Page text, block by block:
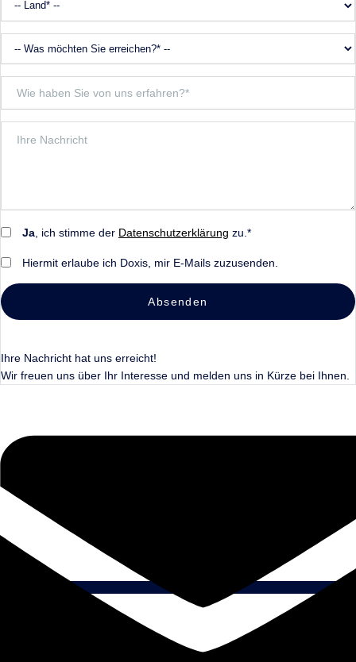
Ja , ich stimme der Datenschutzerklärung zu.*
Hiermit erlaube ich Doxis, mir E-Mails zuzusenden.
Absenden
Ihre Nachricht hat uns erreicht!
Wir freuen uns über Ihr Interesse und melden uns in Kürze bei Ihnen.